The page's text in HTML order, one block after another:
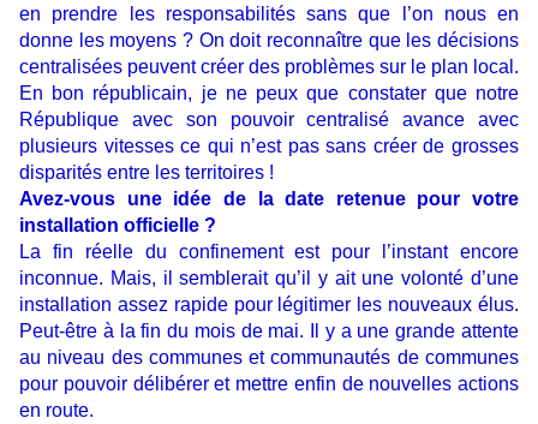
en prendre les responsabilités sans que l’on nous en
donne les moyens ? On doit reconnaître que les décisions
centralisées peuvent créer des problèmes sur le plan local.
En bon républicain, je ne peux que constater que notre
République avec son pouvoir centralisé avance avec
plusieurs vitesses ce qui n’est pas sans créer de grosses
disparités entre les territoires !
Avez-vous une idée de la date retenue pour votre
installation officielle ?
La fin réelle du confinement est pour l’instant encore
inconnue. Mais, il semblerait qu’il y ait une volonté d’une
installation assez rapide pour légitimer les nouveaux élus.
Peut-être à la fin du mois de mai. Il y a une grande attente
au niveau des communes et communautés de communes
pour pouvoir délibérer et mettre enfin de nouvelles actions
en route.